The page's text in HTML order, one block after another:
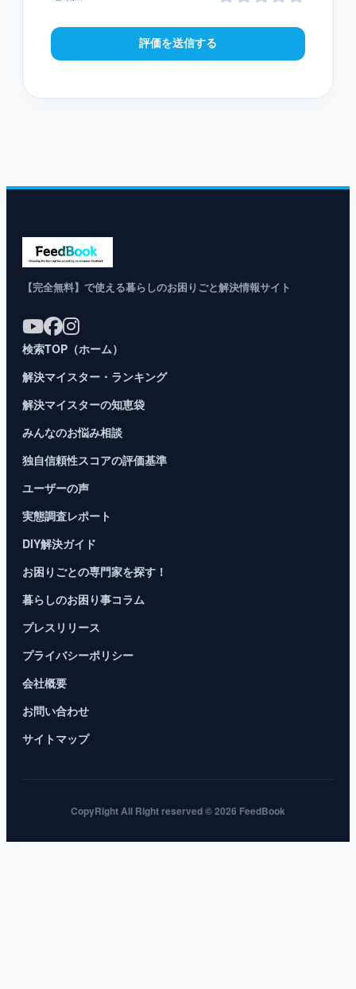
評価を送信する
【完全無料】で使える暮らしのお困りごと解決情報サイト
検索TOP（ホーム）
解決マイスター・ランキング
解決マイスターの知恵袋
みんなのお悩み相談
独自信頼性スコアの評価基準
ユーザーの声
実態調査レポート
DIY解決ガイド
お困りごとの専門家を探す！
暮らしのお困り事コラム
プレスリリース
プライバシーポリシー
会社概要
お問い合わせ
サイトマップ
CopyRight All Right reserved © 2026 FeedBook